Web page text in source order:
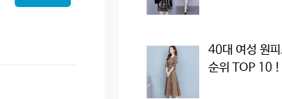
40대 여성 원피
순위 TOP 10